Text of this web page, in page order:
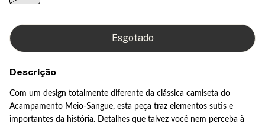
Descrição
Com um design totalmente diferente da clássica camiseta do
Acampamento Meio-Sangue, esta peça traz elementos sutis e
importantes da história. Detalhes que talvez você nem perceba à